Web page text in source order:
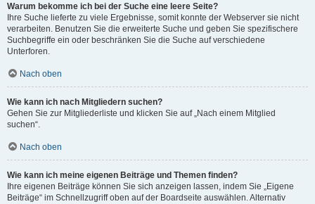
Warum bekomme ich bei der Suche eine leere Seite?
Ihre Suche lieferte zu viele Ergebnisse, somit konnte der Webserver sie nicht
verarbeiten. Benutzen Sie die erweiterte Suche und geben Sie spezifischere
Suchbegriffe ein oder beschränken Sie die Suche auf verschiedene
Unterforen.
Nach oben
Wie kann ich nach Mitgliedern suchen?
Gehen Sie zur Mitgliederliste und klicken Sie auf „Nach einem Mitglied
suchen“.
Nach oben
Wie kann ich meine eigenen Beiträge und Themen finden?
Ihre eigenen Beiträge können Sie sich anzeigen lassen, indem Sie „Eigene
Beiträge“ im Schnellzugriff oben auf der Boardseite auswählen. Alternativ